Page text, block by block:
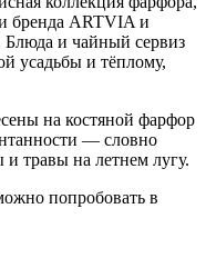
бренда ARTVIA и
и чайный сервиз
усадьбы и тёплому,
на костяной фарфор
— словно
травы на летнем лугу.
попробовать в